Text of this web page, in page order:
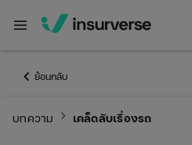
menu
keyboard_arrow_left ย้อนกลับ
บทความ keyboard_arrow_right เคล็ดลับเรื่องรถ